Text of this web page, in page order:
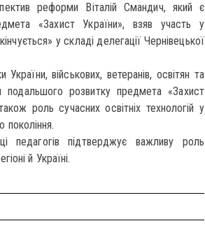
реформи Віталій Смандич, який є
«Захист України», взяв участь у
у складі делегації Чернівецької
військових, ветеранів, освітян та
подальшого розвитку предмета «Захист
роль сучасних освітніх технологій у
покоління.
підтверджує важливу роль
й Україні.